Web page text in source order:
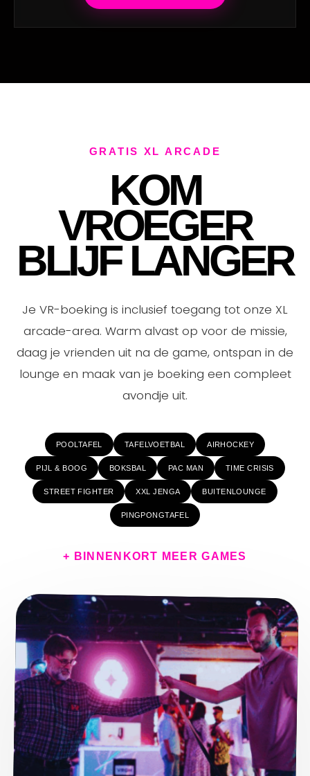
GRATIS XL ARCADE
KOM
VROEGER
BLIJF LANGER
Je VR-boeking is inclusief toegang tot onze XL
arcade-area. Warm alvast op voor de missie,
daag je vrienden uit na de game, ontspan in de
lounge en maak van je boeking een compleet
avondje uit.
POOLTAFEL TAFELVOETBAL AIRHOCKEY
PIJL & BOOG BOKSBAL PAC MAN TIME CRISIS
STREET FIGHTER XXL JENGA BUITENLOUNGE
PINGPONGTAFEL
+ BINNENKORT MEER GAMES